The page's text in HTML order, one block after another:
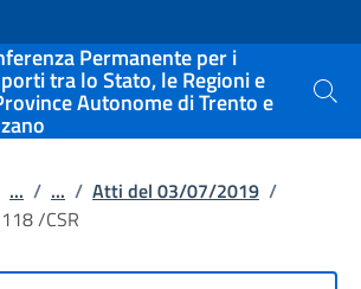
sito
Permanente per i
tra lo Stato, le Regioni e
Autonome di Trento e Cerca
... / ... / Atti del 03/07/2019 /
/CSR